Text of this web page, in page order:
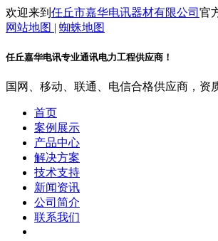
欢迎来到 任丘市嘉华电讯器材有限公司 官
网站地图 | 蜘蛛地图
任丘嘉华电讯专业通讯电力工程供应商！
国网、移动、联通、电信合格供应商，资
首页
案例展示
产品中心
解决方案
技术支持
新闻资讯
公司简介
联系我们